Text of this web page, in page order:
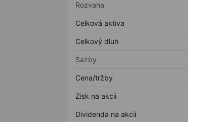
Rozvaha
Celková aktiva
Celkový dluh
Sazby
Cena/tržby
Zisk na akcii
Dividenda na akcii